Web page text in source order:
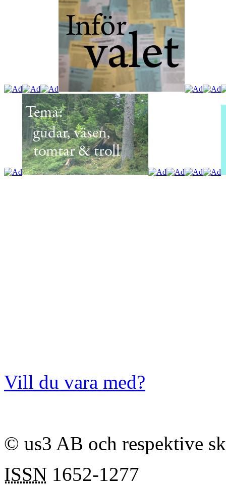
Vill du vara med?
© us3 AB och respektive
ISSN 1652-1277